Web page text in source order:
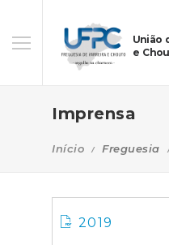
União
e
Imprensa
Início Freguesia
2019